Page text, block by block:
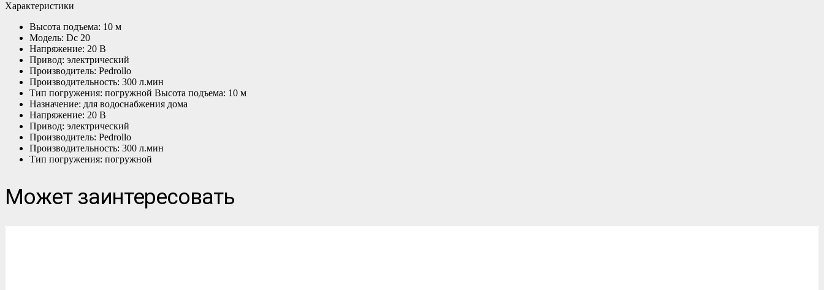
Характеристики
Высота подъема: 10 м
Модель: Dc 20
Напряжение: 20 В
Привод: электрический
Производитель: Pedrollo
Производительность: 300 л.мин
Тип погружения: погружной Высота подъема: 10 м
Назначение: для водоснабжения дома
Напряжение: 20 В
Привод: электрический
Производитель: Pedrollo
Производительность: 300 л.мин
Тип погружения: погружной
Может заинтересовать